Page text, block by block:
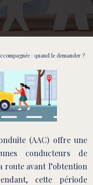
: quand le demander ?
(AAC) offre une
conducteurs de
route avant l’obtention
cette période